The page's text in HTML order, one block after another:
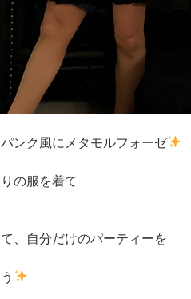
ンク風にメタモルフォーゼ
の服を着て
、自分だけのパーティーを